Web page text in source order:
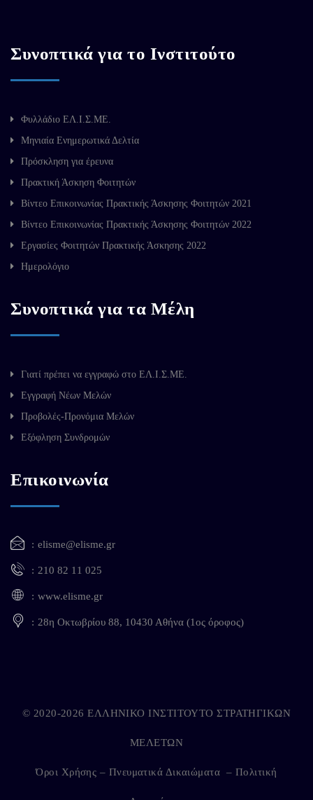
Συνοπτικά για το Ινστιτούτο
Φυλλάδιο ΕΛ.Ι.Σ.ΜΕ.
Μηνιαία Ενημερωτικά Δελτία
Πρόσκληση για έρευνα
Πρακτική Άσκηση Φοιτητών
Βίντεο Επικοινωνίας Πρακτικής Άσκησης Φοιτητών 2021
Βίντεο Επικοινωνίας Πρακτικής Άσκησης Φοιτητών 2022
Εργασίες Φοιτητών Πρακτικής Άσκησης 2022
Ημερολόγιο
Συνοπτικά για τα Μέλη
Γιατί πρέπει να εγγραφώ στο ΕΛ.Ι.Σ.ΜΕ.
Εγγραφή Νέων Μελών
Προβολές-Προνόμια Μελών
Εξόφληση Συνδρομών
Επικοινωνία
elisme@elisme.gr
210 82 11 025
www.elisme.gr
28η Οκτωβρίου 88, 10430 Αθήνα (1ος όροφος)
© 2020-2026 ΕΛΛΗΝΙΚΟ ΙΝΣΤΙΤΟΥΤΟ ΣΤΡΑΤΗΓΙΚΩΝ
ΜΕΛΕΤΩΝ
Όροι Χρήσης – Πνευματικά Δικαιώματα – Πολιτική